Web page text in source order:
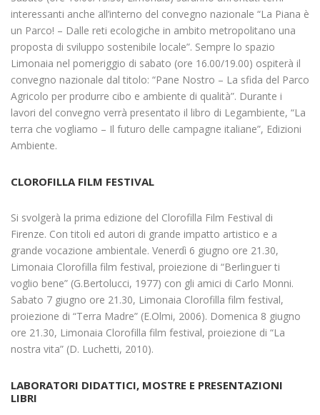
interessanti anche all’interno del convegno nazionale “La Piana è
un Parco! – Dalle reti ecologiche in ambito metropolitano una
proposta di sviluppo sostenibile locale”. Sempre lo spazio
Limonaia nel pomeriggio di sabato (ore 16.00/19.00) ospiterà il
convegno nazionale dal titolo: “Pane Nostro – La sfida del Parco
Agricolo per produrre cibo e ambiente di qualità”. Durante i
lavori del convegno verrà presentato il libro di Legambiente, “La
terra che vogliamo – Il futuro delle campagne italiane”, Edizioni
Ambiente.
CLOROFILLA FILM FESTIVAL
Si svolgerà la prima edizione del Clorofilla Film Festival di
Firenze. Con titoli ed autori di grande impatto artistico e a
grande vocazione ambientale. Venerdì 6 giugno ore 21.30,
Limonaia Clorofilla film festival, proiezione di “Berlinguer ti
voglio bene” (G.Bertolucci, 1977) con gli amici di Carlo Monni.
Sabato 7 giugno ore 21.30, Limonaia Clorofilla film festival,
proiezione di “Terra Madre” (E.Olmi, 2006). Domenica 8 giugno
ore 21.30, Limonaia Clorofilla film festival, proiezione di “La
nostra vita” (D. Luchetti, 2010).
LABORATORI DIDATTICI, MOSTRE E PRESENTAZIONI
LIBRI